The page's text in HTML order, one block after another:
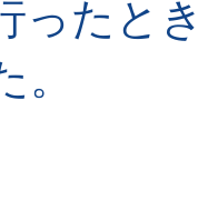
ったと
。